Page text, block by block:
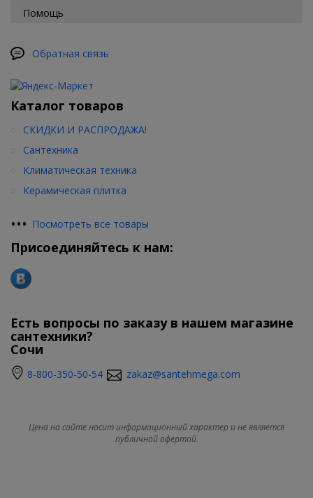
Помощь
Обратная связь
Каталог товаров
СКИДКИ И РАСПРОДАЖА!
Сантехника
Климатическая техника
Керамическая плитка
••• Посмотреть все товары
Присоединяйтесь к нам:
Есть вопросы по заказу в нашем магазине
сантехники?
Сочи
8-800-350-50-54 zakaz@santehmega.com
Цена на сайте носит информационный характер и не является
публичной офертой.